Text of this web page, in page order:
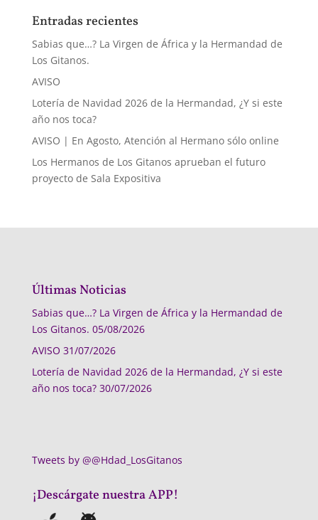
Entradas recientes
Sabias que…? La Virgen de África y la Hermandad de
Los Gitanos.
AVISO
Lotería de Navidad 2026 de la Hermandad, ¿Y si este
año nos toca?
AVISO | En Agosto, Atención al Hermano sólo online
Los Hermanos de Los Gitanos aprueban el futuro
proyecto de Sala Expositiva
Últimas Noticias
Sabias que…? La Virgen de África y la Hermandad de
Los Gitanos. 05/08/2026
AVISO 31/07/2026
Lotería de Navidad 2026 de la Hermandad, ¿Y si este
año nos toca? 30/07/2026
Tweets by @@Hdad_LosGitanos
¡Descárgate nuestra APP!